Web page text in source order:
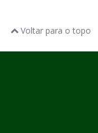
Voltar para o topo